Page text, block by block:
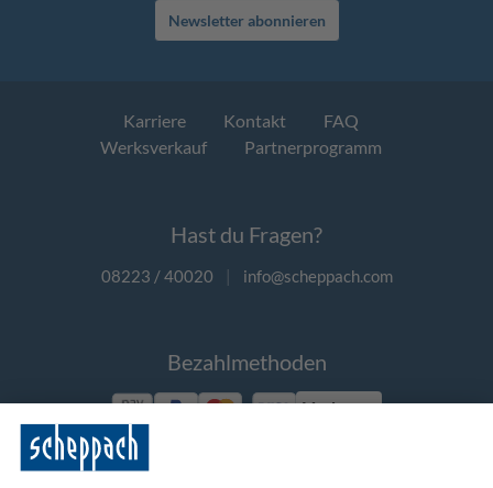
Newsletter abonnieren
Karriere Kontakt
FAQ
Werksverkauf
Partnerprogramm
Hast du Fragen?
08223 / 40020 | info@scheppach.com
Bezahlmethoden
Vorkasse